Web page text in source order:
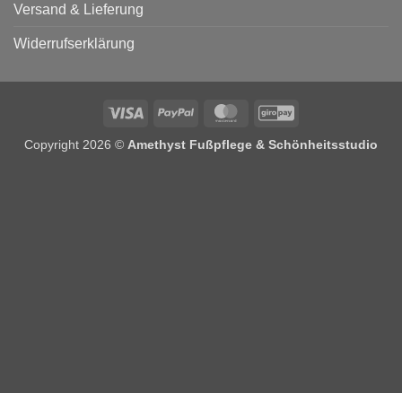
Versand & Lieferung
Widerrufserklärung
Visa PayPal MasterCardGiroPay
Copyright 2026 © Amethyst Fußpflege & Schönheitsstudio